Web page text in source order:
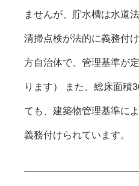
ませんが、貯水槽は水道
清掃点検が法的に義務付
方自治体で、管理基準が
ります） また、総床面積
ても、建築物管理基準に
義務付けられています。